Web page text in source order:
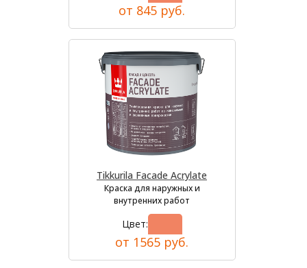
от 845 руб.
Tikkurila Facade Acrylate
Краска для наружных и
внутренних работ
Цвет:
от 1565 руб.